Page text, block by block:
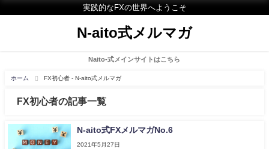
実践的なFXの世界へようこそ
N-aito式メルマガ
Naito-式メインサイトはこちら
ホーム FX初心者 - N-aito式メルマガ
FX初心者の記事一覧
N-aito式FXメルマガNo.6
2021年5月27日